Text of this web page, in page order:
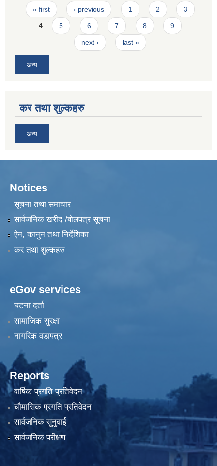
Pages
« first ‹ previous 1 2 3
4 5 6 7 8 9
next › last »
अन्य
कर तथा शुल्कहरु
अन्य
Notices
सूचना तथा समाचार
सार्वजनिक खरीद /बोलपत्र सूचना
ऐन, कानुन तथा निर्देशिका
कर तथा शुल्कहरु
eGov services
घटना दर्ता
सामाजिक सुरक्षा
नागरिक वडापत्र
Reports
वार्षिक प्रगति प्रतिवेदन
चौमासिक प्रगति प्रतिवेदन
सार्वजनिक सुनुवाई
सार्वजनिक परीक्षण